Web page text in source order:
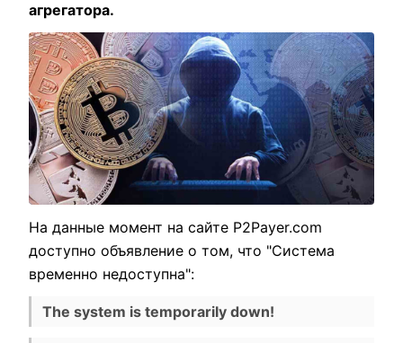
агрегатора.
На данные момент на сайте P2Payer.com
доступно объявление о том, что "Система
временно недоступна":
The system is temporarily down!